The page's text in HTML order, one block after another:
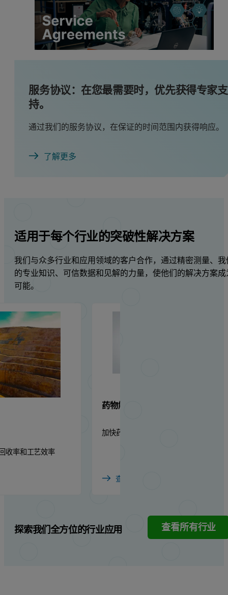
服务协议：在您最需要时，优先获得专家支
持。
通过我们的服务协议，在保证的时间范围内获得响应。
了解更多
适用于每个行业的突破性解决方案
我们与众多行业和应用领域的客户合作，通过精密测量、我
的专业知识、可信数据和见解的力量，使他们的解决方案成
可能。
收率和工艺效率
药物解决方案
加快药品上市速度的物理化学见解
查看行业
探索我们全方位的行业应用 查看所有行业